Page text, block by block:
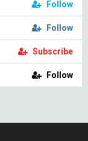
Follow
Follow
Subscribe
Follow